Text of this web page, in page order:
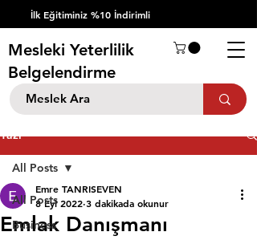
İlk Eğitiminiz %10 İndirimli
Mesleki Yeterlilik
Belgelendirme
Yazı
All Posts
Business
All Posts
Emlak Danışmanı
Emre TANRISEVEN
8 Eyl 2022 3 dakikada okunur